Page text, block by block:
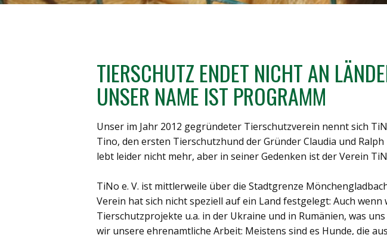
TIERSCHUTZ ENDET NICHT AN
UNSER NAME IST PROGRAMM
Unser im Jahr 2012 gegründeter Tierschutzverein nennt sich
Tino, den ersten Tierschutzhund der Gründer Claudia und
lebt leider nicht mehr, aber in seiner Gedenken ist der Verein
TiNo e. V. ist mittlerweile über die Stadtgrenze
Verein hat sich nicht speziell auf ein Land festgelegt: Auch
Tierschutzprojekte u.a. in der Ukraine und in Rumänien, was
wir unsere ehrenamtliche Arbeit: Meistens sind es Hunde, die